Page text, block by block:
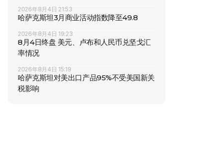
2026年8月4日 21:53
哈萨克斯坦3月商业活动指数降至49.8
2026年8月4日 19:23
8月4日终盘 美元、卢布和人民币兑坚戈汇
率情况
2026年8月4日 15:19
哈萨克斯坦对美出口产品95%不受美国新关
税影响